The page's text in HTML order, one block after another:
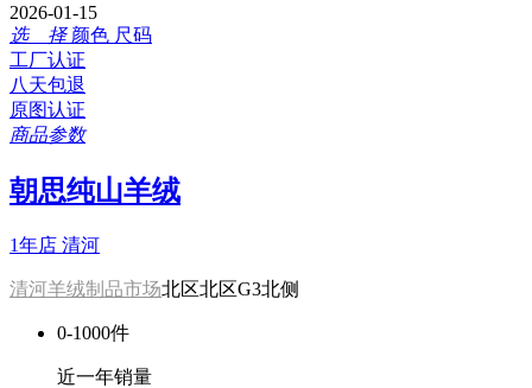
2026-01-15
选 择 颜色 尺码
工厂认证
八天包退
原图认证
商品参数
朝思纯山羊绒
1年店 清河
清河羊绒制品市场北区北区G3北侧
0-1000件
近一年销量